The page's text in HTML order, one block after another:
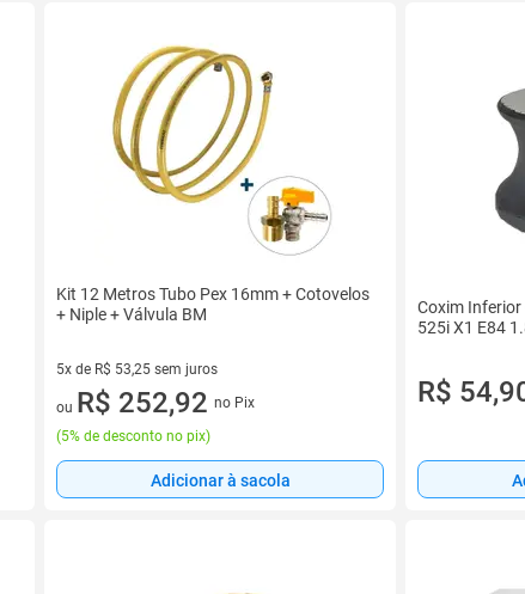
Kit 12 Metros Tubo Pex 16mm + Cotovelos
+ Niple + Válvula BM
5x de R$ 53,25 sem juros
5 vez de R$ 53,25 sem juros
ou R$ 252,92 no Pix
(5% de desconto no pix)
Adicionar à sacola
Coxim
525i X1 E84
R$